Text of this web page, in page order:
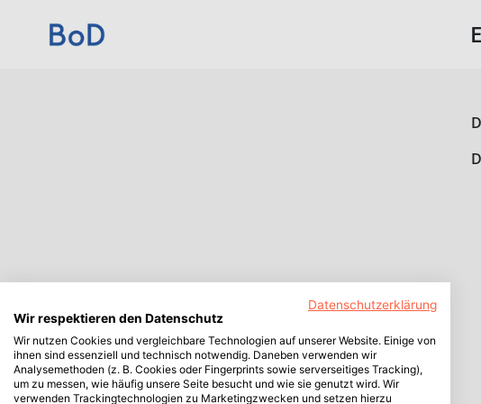
Datenschutzerklärung
Wir respektieren den Datenschutz
Wir nutzen Cookies und vergleichbare Technologien auf unserer Website. Einige von
ihnen sind essenziell und technisch notwendig. Daneben verwenden wir
Analysemethoden (z. B. Cookies oder Fingerprints sowie serverseitiges Tracking),
um zu messen, wie häufig unsere Seite besucht und wie sie genutzt wird. Wir
verwenden Trackingtechnologien zu Marketingzwecken und setzen hierzu